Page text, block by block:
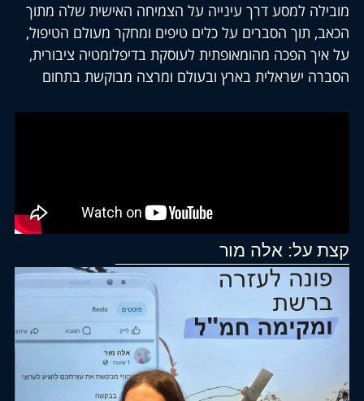
למסע דרך עינייה על הצמיחה האישית שלה מתוך
הסברים על כלים טיפים ומחקר מעולם הטיפול,
הפכה מהומאופתית לעוסקת בדיפלומטיה ציבורית,
ישראלית בארץ ובעולם ומרצה מבוקשת בתחום
אלה מור